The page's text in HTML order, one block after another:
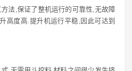
法,保证了整机运行的可靠性,无故障
高度高.提升机运行平稳,因此可达到